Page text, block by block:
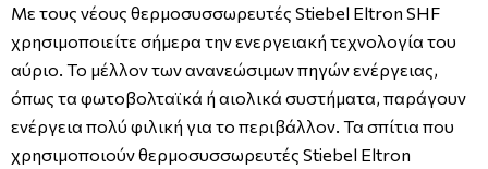
Με τους νέους θερμοσυσσωρευτές Stiebel Eltron SHF
χρησιμοποιείτε σήμερα την ενεργειακή τεχνολογία του
αύριο. Το μέλλον των ανανεώσιμων πηγών ενέργειας,
όπως τα φωτοβολταϊκά ή αιολικά συστήματα, παράγουν
ενέργεια πολύ φιλική για το περιβάλλον. Τα σπίτια που
χρησιμοποιούν θερμοσυσσωρευτές Stiebel Eltron